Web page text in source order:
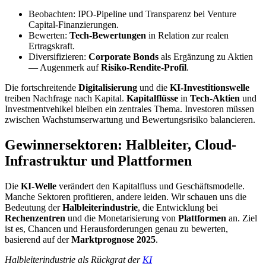
Beobachten: IPO-Pipeline und Transparenz bei Venture
Capital‑Finanzierungen.
Bewerten: Tech-Bewertungen in Relation zur realen
Ertragskraft.
Diversifizieren: Corporate Bonds als Ergänzung zu Aktien
— Augenmerk aufRisiko-Rendite-Profil.
Die fortschreitende Digitalisierung und die KI-Investitionswelle
treiben Nachfrage nach Kapital. Kapitalflüsse in Tech-Aktien und
Investmentvehikel bleiben ein zentrales Thema. Investoren müssen
zwischen Wachstumserwartung und Bewertungsrisiko balancieren.
Gewinnersektoren: Halbleiter, Cloud-
Infrastruktur und Plattformen
Die KI-Welle verändert den Kapitalfluss und Geschäftsmodelle.
Manche Sektoren profitieren, andere leiden. Wir schauen uns die
Bedeutung derHalbleiterindustrie, die Entwicklung bei
Rechenzentren und die Monetarisierung von Plattformen an. Ziel
ist es, Chancen und Herausforderungen genau zu bewerten,
basierend auf derMarktprognose 2025.
Halbleiterindustrie als Rückgrat der KI